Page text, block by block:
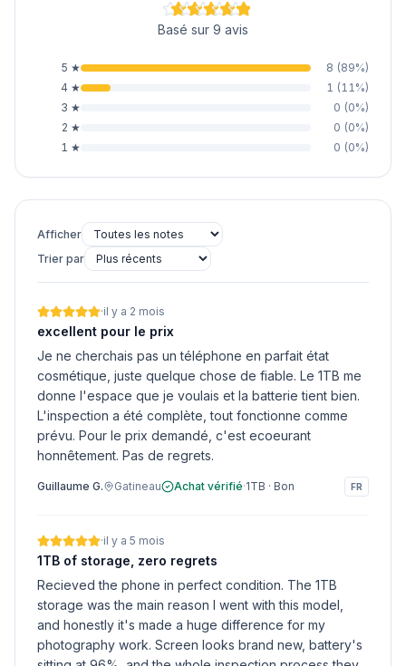
Basé sur 9 avis
5 ★ 8 (89%)
4 ★ 1 (11%)
3 ★ 0 (0%)
2 ★ 0 (0%)
1 ★ 0 (0%)
Afficher
Trier par
·il y a 2 mois
excellent pour le prix
Je ne cherchais pas un téléphone en parfait état
cosmétique, juste quelque chose de fiable. Le 1TB me
donne l'espace que je voulais et la batterie tient bien.
L'inspection a été complète, tout fonctionne comme
prévu. Pour le prix demandé, c'est ecoeurant
honnêtement. Pas de regrets.
Guillaume G. Gatineau Achat vérifié·1TB · Bon FR
·il y a 5 mois
1TB of storage, zero regrets
Recieved the phone in perfect condition. The 1TB
storage was the main reason I went with this model,
and honestly it's made a huge difference for my
photography work. Screen looks brand new, battery's